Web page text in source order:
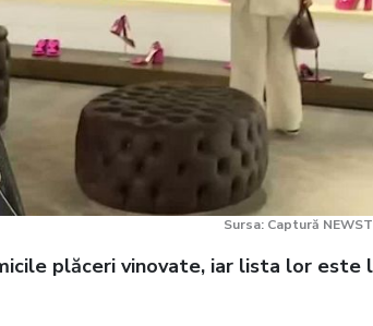
Sursa: Captură
plăceri vinovate, iar lista lor este